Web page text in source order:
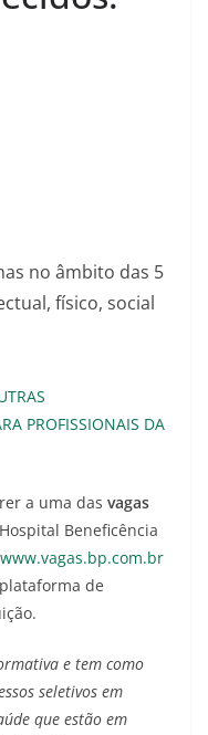
no âmbito das 5
físico, social
PROFISSIONAIS DA
a uma das vagas
Beneficência
www.vagas.bp.com.br
de
e tem como
seletivos em
que estão em